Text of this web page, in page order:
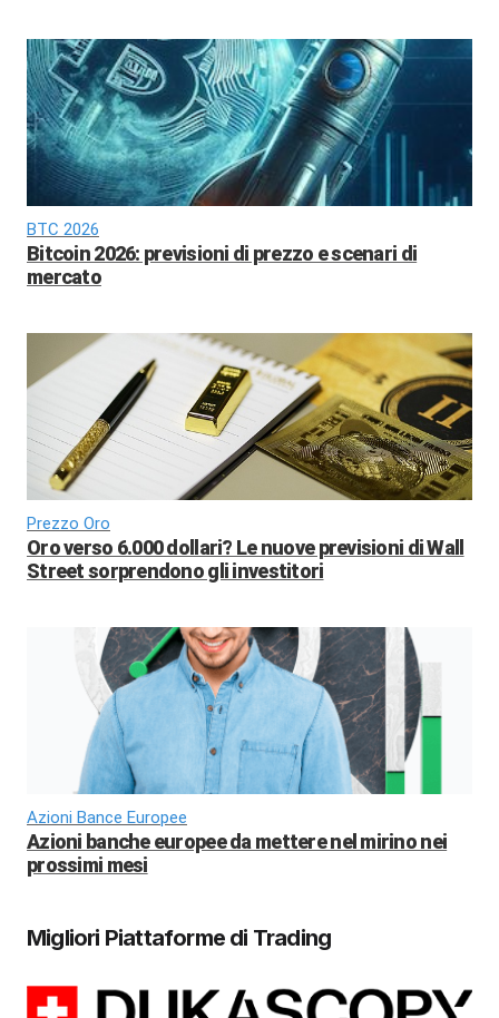
BTC 2026
Bitcoin 2026: previsioni di prezzo e scenari di
mercato
Prezzo Oro
Oro verso 6.000 dollari? Le nuove previsioni di Wall
Street sorprendono gli investitori
Azioni Bance Europee
Azioni banche europee da mettere nel mirino nei
prossimi mesi
Migliori Piattaforme di Trading